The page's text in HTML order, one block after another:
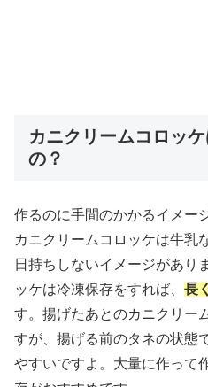
カニクリームコロッ
の？
作るのに手間のかかるイメー
カニクリームコロッケは牛乳
日持ちしないイメージがあり
ッケは冷凍保存をすれば、 長
す。揚げたあとのカニクリー
すが、揚げる前のタネの状態
やすいですよ。大量に作って